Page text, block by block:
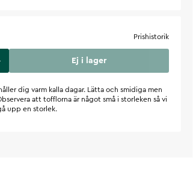
Prishistorik
Ej i lager
dig varm kalla dagar. Lätta och smidiga men
att tofflorna är något små i storleken så vi
upp en storlek.